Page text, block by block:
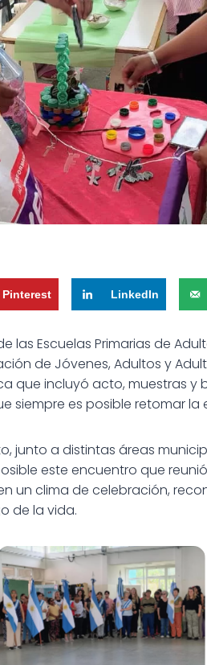
Pinterest LinkedIn
Escuelas Primarias de
de Jóvenes, Adultos y
que incluyó acto, muestras y
siempre es posible retomar la
junto a distintas áreas
este encuentro que
un clima de celebración,
de la vida.
Celebración por los 52 Años
de la Educación de Jóvenes y
Adultos